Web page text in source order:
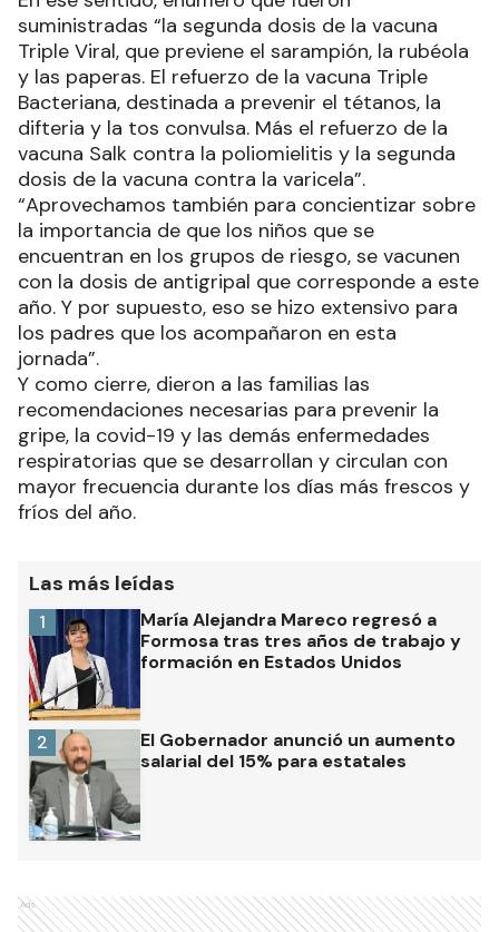
suministradas “la segunda dosis de la vacuna
Triple Viral, que previene el sarampión, la rubéola
y las paperas. El refuerzo de la vacuna Triple
Bacteriana, destinada a prevenir el tétanos, la
difteria y la tos convulsa. Más el refuerzo de la
vacuna Salk contra la poliomielitis y la segunda
dosis de la vacuna contra la varicela”.
“Aprovechamos también para concientizar sobre
la importancia de que los niños que se
encuentran en los grupos de riesgo, se vacunen
con la dosis de antigripal que corresponde a este
año. Y por supuesto, eso se hizo extensivo para
los padres que los acompañaron en esta
jornada”.
Y como cierre, dieron a las familias las
recomendaciones necesarias para prevenir la
gripe, la covid-19 y las demás enfermedades
respiratorias que se desarrollan y circulan con
mayor frecuencia durante los días más frescos y
fríos del año.
Las más leídas
María Alejandra Mareco regresó a
Formosa tras tres años de trabajo y
formación en Estados Unidos
1
El Gobernador anunció un aumento
salarial del 15% para estatales
2
Ads